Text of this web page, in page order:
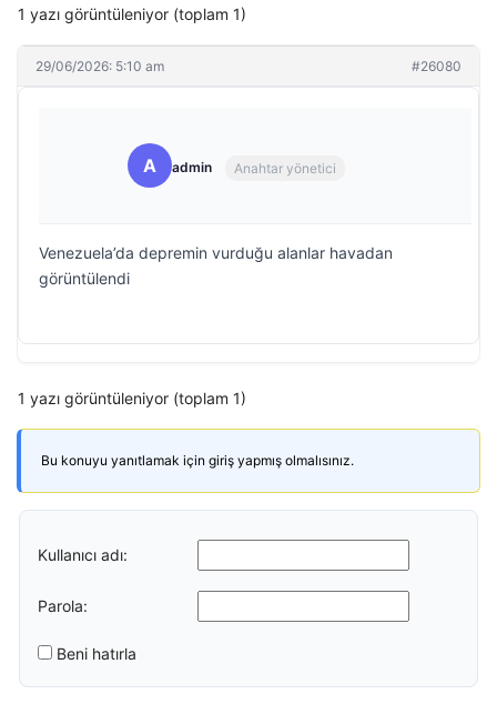
1 yazı görüntüleniyor (toplam 1)
29/06/2026: 5:10 am #26080
A admin Anahtar yönetici
Venezuela’da depremin vurduğu alanlar havadan
görüntülendi
1 yazı görüntüleniyor (toplam 1)
Bu konuyu yanıtlamak için giriş yapmış olmalısınız.
Kullanıcı adı:
Parola:
Beni hatırla